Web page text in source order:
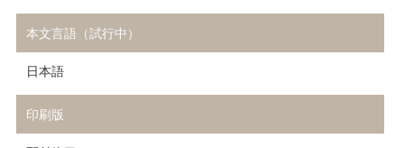
本文言語（試行中）
日本語
印刷版